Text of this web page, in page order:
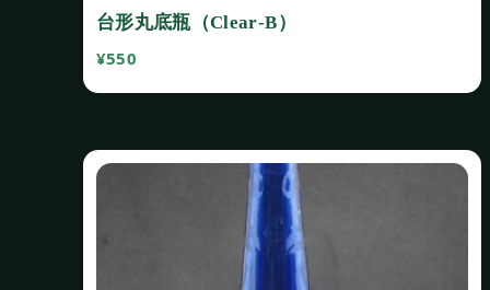
台形丸底瓶（Clear‐B）
¥550